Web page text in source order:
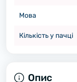
Мова
Кількість у пачці
Опис